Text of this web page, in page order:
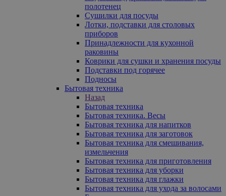
полотенец
Сушилки для посуды
Лотки, подставки для столовых
приборов
Принадлежности для кухонной
раковины
Коврики для сушки и хранения посуды
Подставки под горячее
Подносы
Бытовая техника
Назад
Бытовая техника
Бытовая техника. Весы
Бытовая техника для напитков
Бытовая техника для заготовок
Бытовая техника для смешивания,
измельчения
Бытовая техника для приготовления
Бытовая техника для уборки
Бытовая техника для глажки
Бытовая техника для ухода за волосами